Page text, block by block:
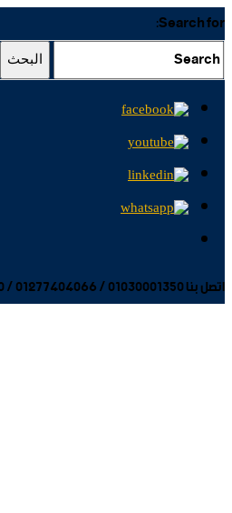
Search for:
البحث
اتصل بنا 01030001350 / 01277404066 / 0503614100 / 0503614200 / 0503614300